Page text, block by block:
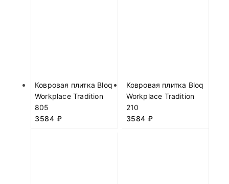
Ковровая плитка Bloq
Workplace Tradition
805
3584 ₽
Ковровая плитка Bloq
Workplace Tradition
210
3584 ₽